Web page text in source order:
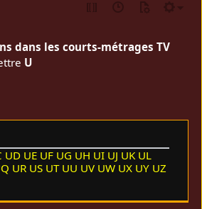
dans les courts-métrages TV
U
UD UE UF UG UH UI UJ UK UL
UR US UT UU UV UW UX UY UZ